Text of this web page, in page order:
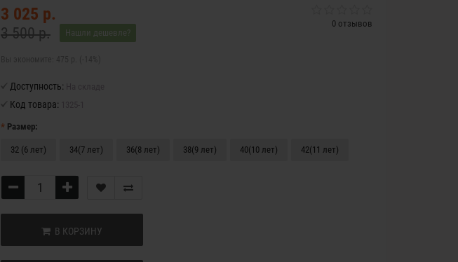
0 отзывов
3 025 р.
3 500 р. Нашли дешевле?
Доступность:
Код товара:
Размер:
32 (6 лет) 34(7 лет) 36(8 лет) 38(9 лет) 40(10 лет) 42(11 лет)
В КОРЗИНУ